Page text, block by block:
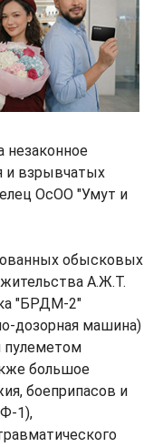
незаконное
и взрывчатых
ОсОО "Умут и
обысковых
А.Ж.Т.
"БРДМ-2"
дозорная машина)
большое
боеприпасов и
1),